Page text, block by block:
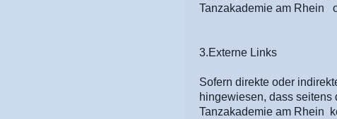
Tanzakademie am Rhein
3.Externe Links
Sofern direkte oder
hingewiesen, dass
Tanzakademie am Rhein